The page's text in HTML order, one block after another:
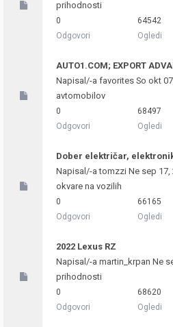
prihodnosti
0
Odgovori
64542
Ogledi
AUTO1.COM; EXPORT
Napisal/-a favorites So okt
avtomobilov
0
Odgovori
68497
Ogledi
Dober električar,
Napisal/-atomzzi Ne sep 17,
okvare na vozilih
0
Odgovori
66165
Ogledi
2022 Lexus RZ
Napisal/-a martin_krpan Ne
prihodnosti
0
Odgovori
68620
Ogledi